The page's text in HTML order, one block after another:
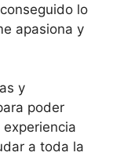
lo
apasiona y
y
poder
a toda la